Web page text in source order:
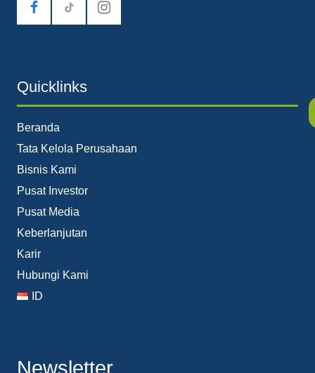
tiktok
Quicklinks
Beranda
Tata Kelola Perusahaan
Bisnis Kami
Pusat Investor
Pusat Media
Keberlanjutan
Karir
Hubungi Kami
ID
Newsletter